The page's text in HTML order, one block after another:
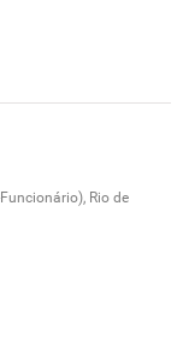
Rio de